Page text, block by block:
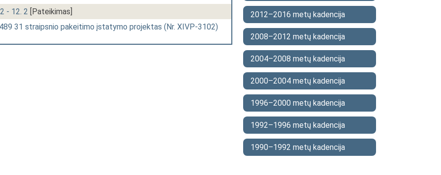
- 12. 2 [Pateikimas]
31 straipsnio pakeitimo įstatymo projektas (Nr. XIVP-3102)
2012–2016 metų kadencija
2008–2012 metų kadencija
2004–2008 metų kadencija
2000–2004 metų kadencija
1996–2000 metų kadencija
1992–1996 metų kadencija
1990–1992 metų kadencija